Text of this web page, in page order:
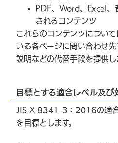
PDF、Word、Excel、
されるコンテンツ
これらのコンテンツについ
いる各ページに問い合わせ
説明などの代替手段を提供し
目標とする適合レベル及び
JIS X 8341-3：2016の適
を目標とします。